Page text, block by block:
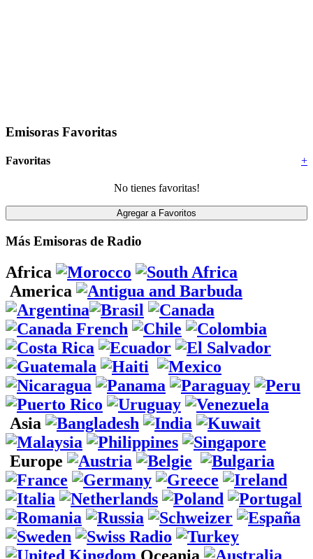
Emisoras Favoritas
+
Favoritas
No tienes favoritas!
Más Emisoras de Radio
Africa
America
Asia
Europe